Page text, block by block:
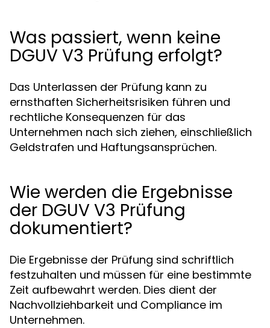
Was passiert, wenn keine
DGUV V3 Prüfung erfolgt?
Das Unterlassen der Prüfung kann zu
ernsthaften Sicherheitsrisiken führen und
rechtliche Konsequenzen für das
Unternehmen nach sich ziehen, einschließlich
Geldstrafen und Haftungsansprüchen.
Wie werden die Ergebnisse
der DGUV V3 Prüfung
dokumentiert?
Die Ergebnisse der Prüfung sind schriftlich
festzuhalten und müssen für eine bestimmte
Zeit aufbewahrt werden. Dies dient der
Nachvollziehbarkeit und Compliance im
Unternehmen.